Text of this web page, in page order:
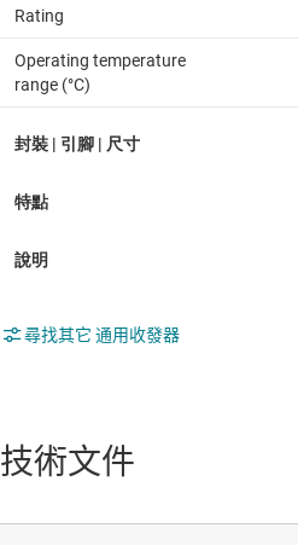
Rating
Operating temperature
range (°C)
尋找其它 通用收發器
技術文件